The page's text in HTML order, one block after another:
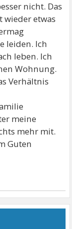
nicht. Das
wieder etwas
leiden. Ich
leben. Ich
Wohnung.
Verhältnis
meine
mehr mit.
Guten